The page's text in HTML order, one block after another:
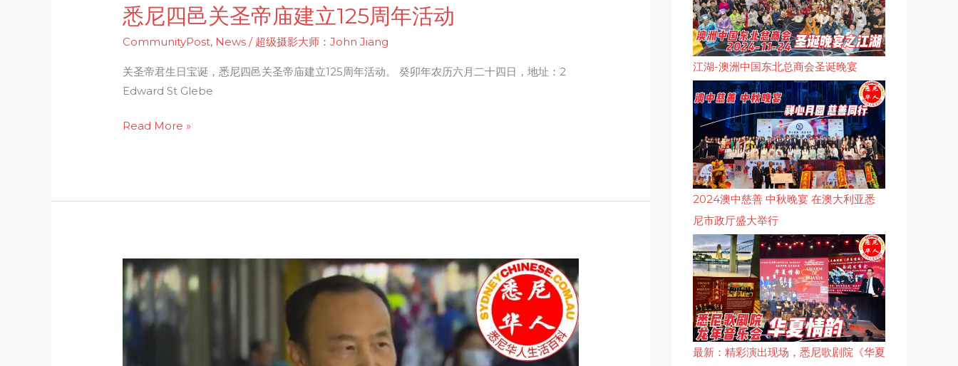
悉尼四邑关圣帝庙建立125周年活动
CommunityPost, News / 超级摄影大师：John Jiang
关圣帝君生日宝诞，悉尼四邑关圣帝庙建立125周年活动。 癸卯年农历六月二十四日，地址：2
Edward St Glebe
动
Read More »
父
母
移
民，
江湖-澳洲中国东北总商会圣诞晚宴
2024澳中慈善 中秋晚宴 在澳大利亚悉
尼市政厅盛大举行
最新：精彩演出现场，悉尼歌剧院《华夏